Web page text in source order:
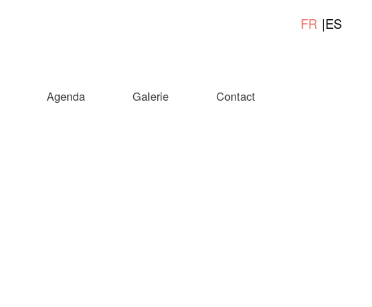
FR ES
Agenda Galerie Contact